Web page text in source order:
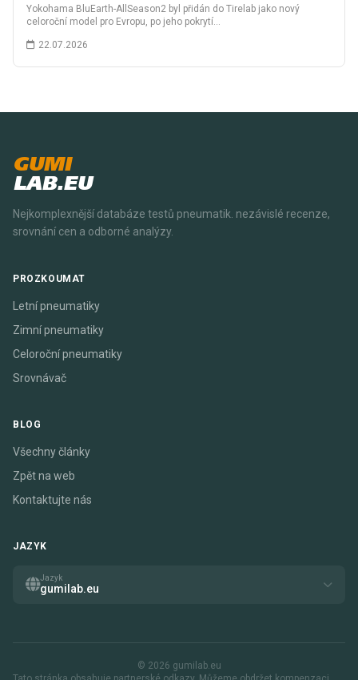
Yokohama BluEarth-AllSeason2 byl přidán do Tirelab jako nový
celoroční model pro Evropu, po jeho pokrytí…
22.07.2026
GUMI
LAB.EU
Nejkomplexnější databáze testů pneumatik. nezávislé recenze,
srovnání cen a odborné analýzy.
PROZKOUMAT
Letní pneumatiky
Zimní pneumatiky
Celoroční pneumatiky
Srovnávač
BLOG
Všechny články
Zpět na web
Kontaktujte nás
JAZYK
Jazyk
gumilab.eu
© 2026 gumilab.eu